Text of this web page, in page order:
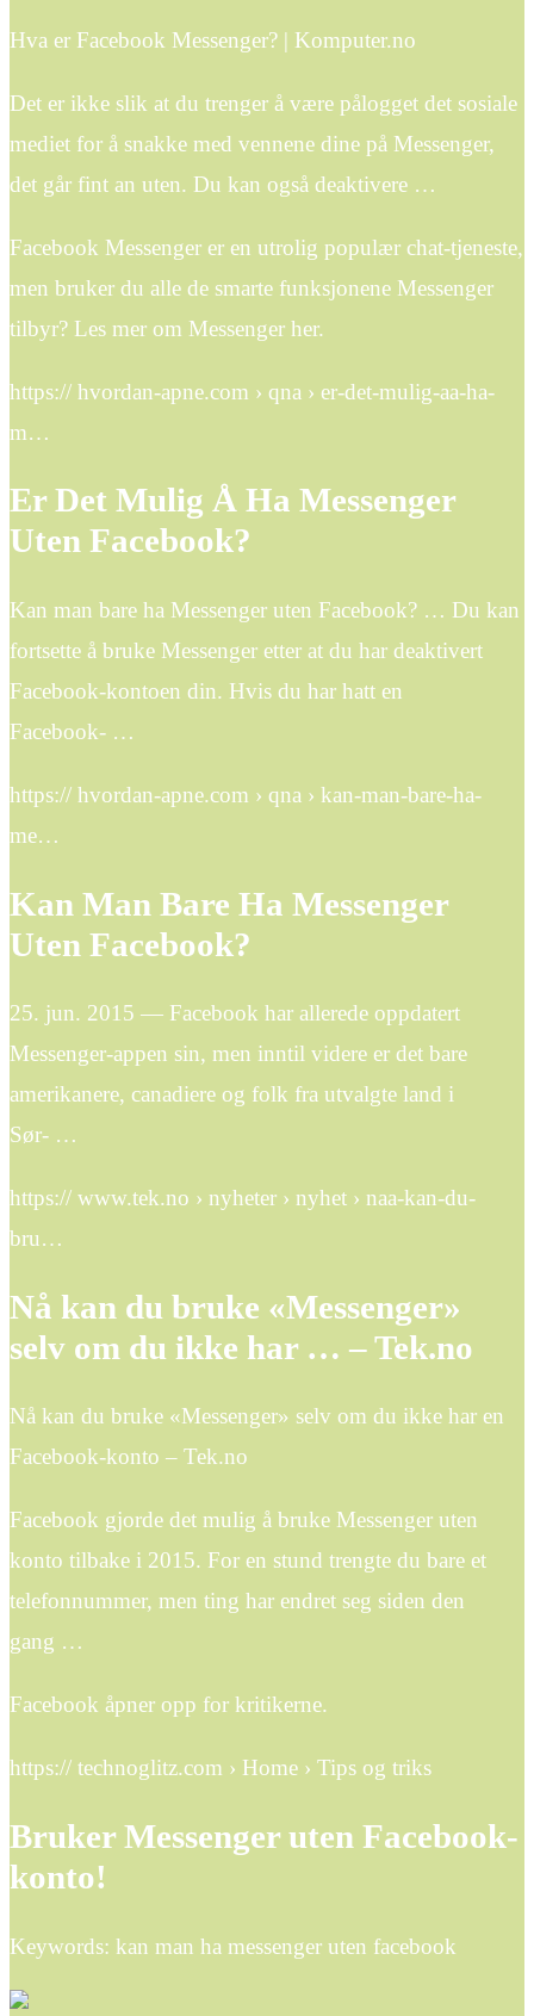
Hva er Facebook Messenger? | Komputer.no
Det er ikke slik at du trenger å være pålogget det sosiale
mediet for å snakke med vennene dine på Messenger,
det går fint an uten. Du kan også deaktivere …
Facebook Messenger er en utrolig populær chat-tjeneste,
men bruker du alle de smarte funksjonene Messenger
tilbyr? Les mer om Messenger her.
https:// hvordan-apne.com › qna › er-det-mulig-aa-ha-
m…
Er Det Mulig Å Ha Messenger
Uten Facebook?
Kan man bare ha Messenger uten Facebook? … Du kan
fortsette å bruke Messenger etter at du har deaktivert
Facebook-kontoen din. Hvis du har hatt en
Facebook- …
https:// hvordan-apne.com › qna › kan-man-bare-ha-
me…
Kan Man Bare Ha Messenger
Uten Facebook?
25. jun. 2015 — Facebook har allerede oppdatert
Messenger-appen sin, men inntil videre er det bare
amerikanere, canadiere og folk fra utvalgte land i
Sør- …
https:// www.tek.no › nyheter › nyhet › naa-kan-du-
bru…
Nå kan du bruke «Messenger»
selv om du ikke har … – Tek.no
Nå kan du bruke «Messenger» selv om du ikke har en
Facebook-konto – Tek.no
Facebook gjorde det mulig å bruke Messenger uten
konto tilbake i 2015. For en stund trengte du bare et
telefonnummer, men ting har endret seg siden den
gang …
Facebook åpner opp for kritikerne.
https:// technoglitz.com › Home › Tips og triks
Bruker Messenger uten Facebook-
konto!
Keywords: kan man ha messenger uten facebook